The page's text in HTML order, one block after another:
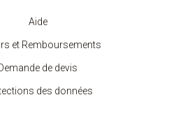
Aide
et Remboursements
de devis
des données